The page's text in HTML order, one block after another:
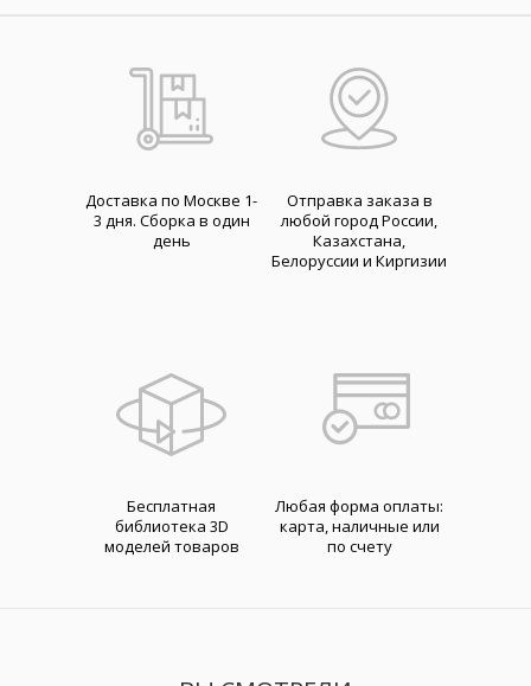
Доставка по Москве 1-
3 дня. Cборка в один
день
Отправка заказа в
любой город России,
Казахстана,
Белоруссии и Киргизии
Бесплатная
библиотека 3D
моделей товаров
Любая форма оплаты:
карта, наличные или
по счету